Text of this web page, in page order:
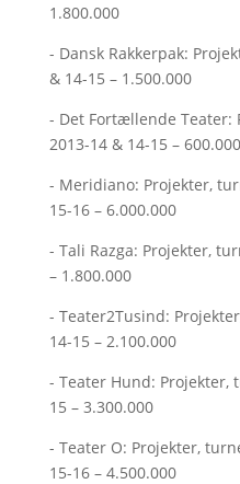
1.800.000
- Dansk Rakkerpak:
& 14-15 – 1.500.000
- Det Fortællende
2013-14 & 14-15 – 600.000
- Meridiano: Projekter,
15-16 – 6.000.000
- Tali Razga: Projekter,
– 1.800.000
- Teater2Tusind:
14-15 – 2.100.000
- Teater Hund: Projekter,
15 – 3.300.000
- Teater O: Projekter,
15-16 – 4.500.000